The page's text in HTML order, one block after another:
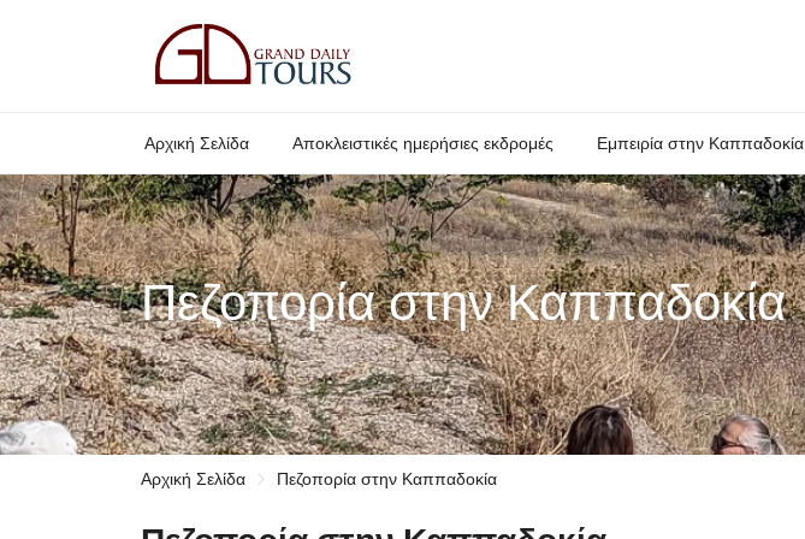
Αρχική Σελίδα Αποκλειστικές ημερήσιες εκδρομές Εμπειρία στην Καππαδοκία
Πεζοπορία στην Καππαδοκία
Αρχική Σελίδα Πεζοπορία στην Καππαδοκία